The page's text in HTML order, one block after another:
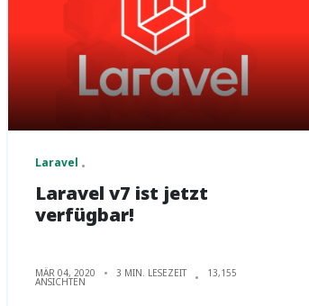
Laravel
Laravel v7 ist jetzt
verfügbar!
MÄR 04, 2020 3 MIN. LESEZEIT 13,155
ANSICHTEN